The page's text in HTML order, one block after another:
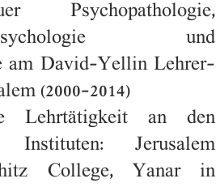
Psychopathologie,
und
am David-Yellin Lehrer-
(2000-2014)
Lehrtätigkeit an den
Instituten: Jerusalem
College, Yanar in